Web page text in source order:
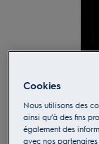
Cookies
Nous utilisons des
ainsi qu’à des fins
également des
avec nos